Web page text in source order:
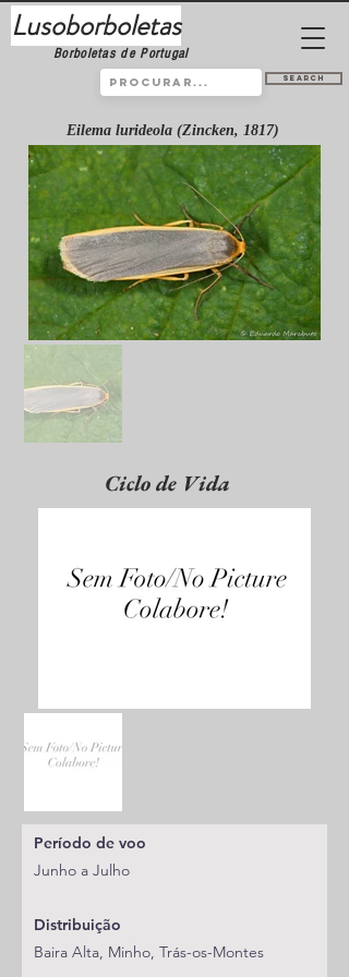
Lusoborboletas
Borboletas de Portugal
Search
Eilema lurideola (Zincken, 1817)
Ciclo de Vida
Período de voo
Junho a Julho
Distribuição
Baira Alta, Minho, Trás-os-Montes